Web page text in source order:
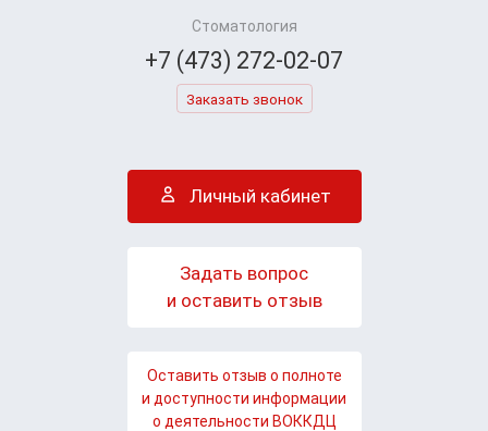
Стоматология
+7 (473) 272-02-07
Заказать звонок
Личный кабинет
Задать вопрос
и оставить отзыв
Оставить отзыв о полноте
и доступности информации
о деятельности ВОККДЦ